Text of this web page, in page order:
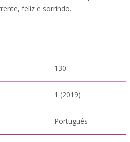
feliz e sorrindo.
130
1 (2019)
Português